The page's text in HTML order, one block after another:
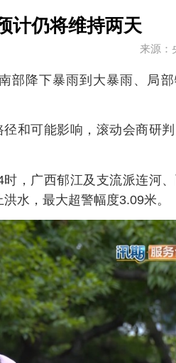
计仍将维持两天
来源：
部降下暴雨到大暴雨、局
和可能影响，滚动会商研
，广西郁江及支流派连河
水，最大超警幅度3.09米。